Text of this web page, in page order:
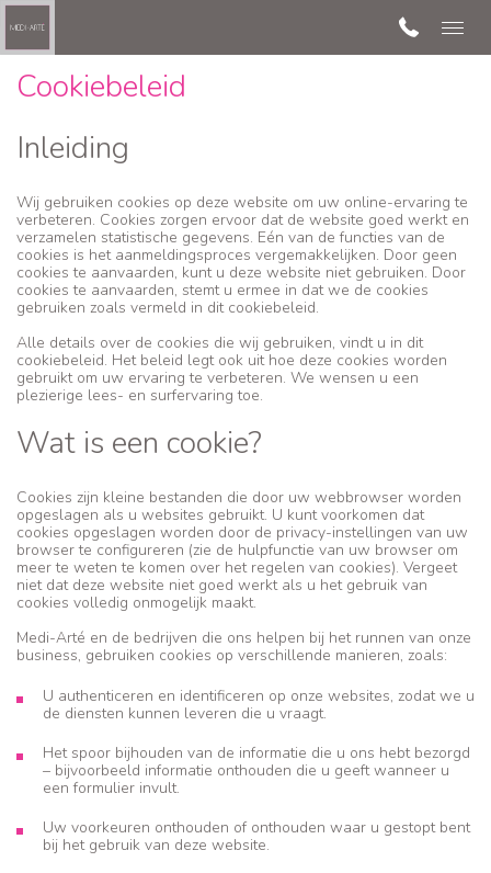
Cookiebeleid
Inleiding
Wij gebruiken cookies op deze website om uw online-ervaring te
verbeteren. Cookies zorgen ervoor dat de website goed werkt en
verzamelen statistische gegevens. Eén van de functies van de
cookies is het aanmeldingsproces vergemakkelijken. Door geen
cookies te aanvaarden, kunt u deze website niet gebruiken. Door
cookies te aanvaarden, stemt u ermee in dat we de cookies
gebruiken zoals vermeld in dit cookiebeleid.
Alle details over de cookies die wij gebruiken, vindt u in dit
cookiebeleid. Het beleid legt ook uit hoe deze cookies worden
gebruikt om uw ervaring te verbeteren. We wensen u een
plezierige lees- en surfervaring toe.
Wat is een cookie?
Cookies zijn kleine bestanden die door uw webbrowser worden
opgeslagen als u websites gebruikt. U kunt voorkomen dat
cookies opgeslagen worden door de privacy-instellingen van uw
browser te configureren (zie de hulpfunctie van uw browser om
meer te weten te komen over het regelen van cookies). Vergeet
niet dat deze website niet goed werkt als u het gebruik van
cookies volledig onmogelijk maakt.
Medi-Arté en de bedrijven die ons helpen bij het runnen van onze
business, gebruiken cookies op verschillende manieren, zoals:
U authenticeren en identificeren op onze websites, zodat we u
de diensten kunnen leveren die u vraagt.
Het spoor bijhouden van de informatie die u ons hebt bezorgd
– bijvoorbeeld informatie onthouden die u geeft wanneer u
een formulier invult.
Uw voorkeuren onthouden of onthouden waar u gestopt bent
bij het gebruik van deze website.